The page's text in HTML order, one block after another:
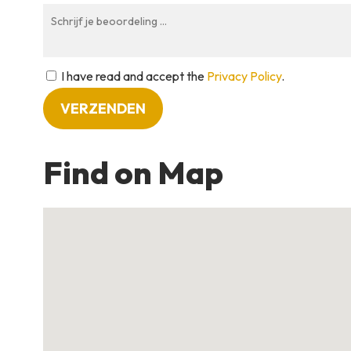
I have read and accept the Privacy Policy.
Find on Map